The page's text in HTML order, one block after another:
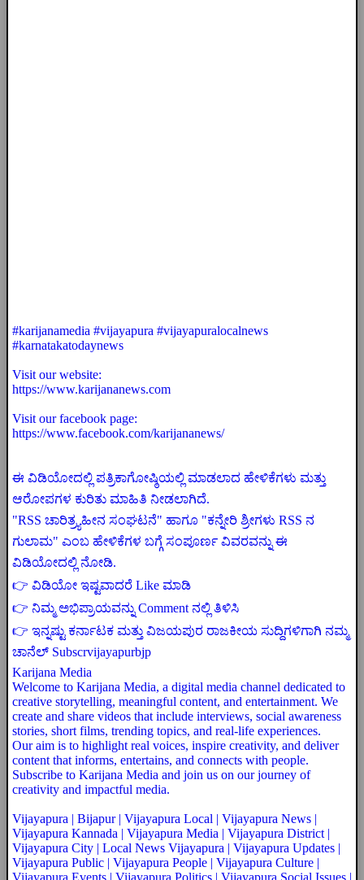
#karijanamedia #vijayapura #vijayapuralocalnews
#karnatakatodaynews
Visit our website:
https://www.karijananews.com
Visit our facebook page:
https://www.facebook.com/karijananews/
ಈ ವಿಡಿಯೋದಲ್ಲಿ ಪತ್ರಿಕಾಗೋಷ್ಠಿಯಲ್ಲಿ ಮಾಡಲಾದ ಹೇಳಿಕೆಗಳು ಮತ್ತು
ಆರೋಪಗಳ ಕುರಿತು ಮಾಹಿತಿ ನೀಡಲಾಗಿದೆ.
"RSS ಚಾರಿತ್ರ್ಯಹೀನ ಸಂಘಟನೆ" ಹಾಗೂ "ಕನ್ನೇರಿ ಶ್ರೀಗಳು RSS ನ
ಗುಲಾಮ" ಎಂಬ ಹೇಳಿಕೆಗಳ ಬಗ್ಗೆ ಸಂಪೂರ್ಣ ವಿವರವನ್ನು ಈ
ವಿಡಿಯೋದಲ್ಲಿ ನೋಡಿ.
👉 ವಿಡಿಯೋ ಇಷ್ಟವಾದರೆ Like ಮಾಡಿ
👉 ನಿಮ್ಮ ಅಭಿಪ್ರಾಯವನ್ನು Comment ನಲ್ಲಿ ತಿಳಿಸಿ
👉 ಇನ್ನಷ್ಟು ಕರ್ನಾಟಕ ಮತ್ತು ವಿಜಯಪುರ ರಾಜಕೀಯ ಸುದ್ದಿಗಳಿಗಾಗಿ ನಮ್ಮ
ಚಾನೆಲ್ Subscrvijayapurbjp
Karijana Media
Welcome to Karijana Media, a digital media channel dedicated to
creative storytelling, meaningful content, and entertainment. We
create and share videos that include interviews, social awareness
stories, short films, trending topics, and real-life experiences.
Our aim is to highlight real voices, inspire creativity, and deliver
content that informs, entertains, and connects with people.
Subscribe to Karijana Media and join us on our journey of
creativity and impactful media.
Vijayapura | Bijapur | Vijayapura Local | Vijayapura News |
Vijayapura Kannada | Vijayapura Media | Vijayapura District |
Vijayapura City | Local News Vijayapura | Vijayapura Updates |
Vijayapura Public | Vijayapura People | Vijayapura Culture |